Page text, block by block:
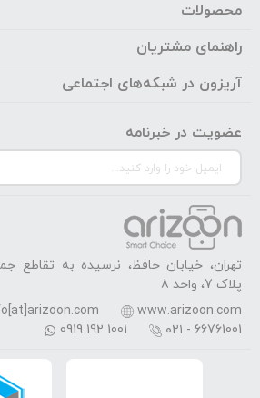
محصولات
راهنمای مشتریان
آریزون در شبکه‌های اجتماعی
عضویت در خبرنامه
تهران، خیابان حافظ، نرسیده به تقاطع
پلاک 7، واحد 8
www.arizoon.com
۰۲۱ - 66761001
0919 192 1001